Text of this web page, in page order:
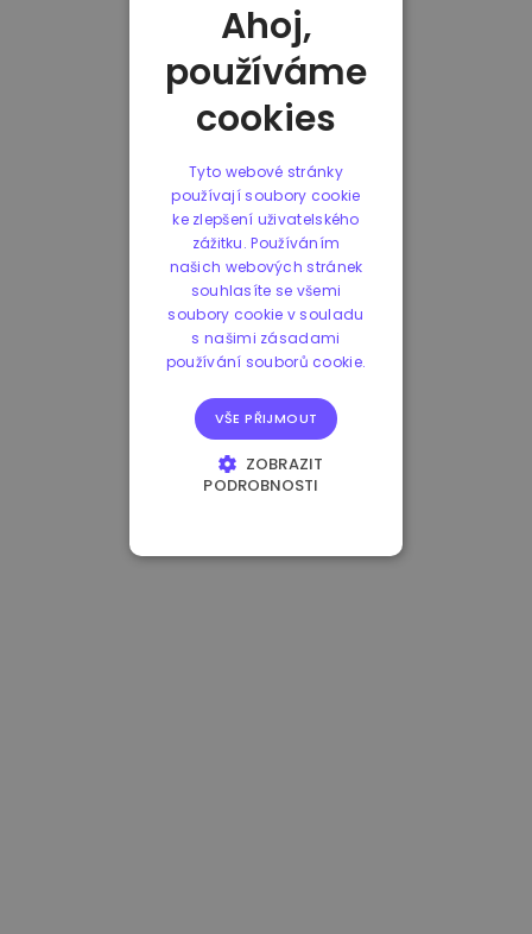
Ahoj,
používáme
cookies
Tyto webové stránky
používají soubory cookie
ke zlepšení uživatelského
zážitku. Používáním
našich webových stránek
souhlasíte se všemi
soubory cookie v souladu
s našimi zásadami
používání souborů cookie.
VŠE PŘIJMOUT
ZOBRAZIT
PODROBNOSTI